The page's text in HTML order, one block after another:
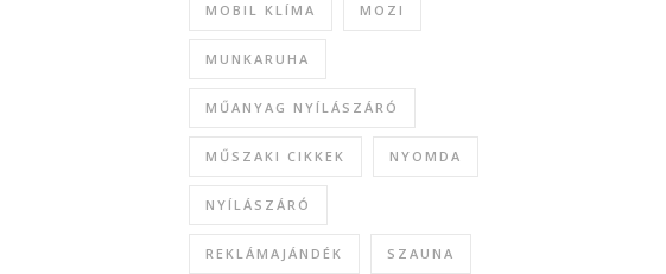
MOBIL KLÍMA MOZI
MUNKARUHA
MŰANYAG NYÍLÁSZÁRÓ
MŰSZAKI CIKKEK NYOMDA
NYÍLÁSZÁRÓ
REKLÁMAJÁNDÉK SZAUNA